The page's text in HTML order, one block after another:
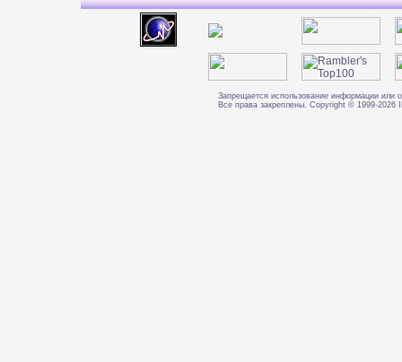
Запрещается использование информации или
Все права закреплены. Copyright © 1999-